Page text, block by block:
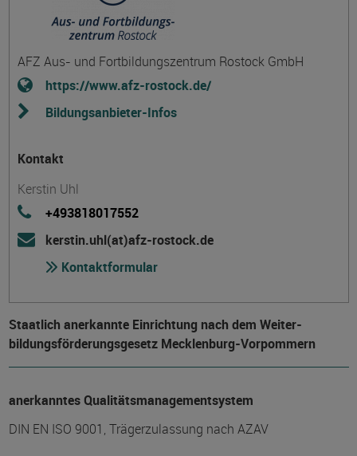
AFZ Aus- und Fortbildungszentrum Rostock GmbH
https://www.afz-rostock.de/
Bildungsanbieter-Infos
Kontakt
Kerstin Uhl
+493818017552
kerstin.uhl(at)afz-rostock.de
Kontaktformular
Staatlich anerkannte Einrichtung nach dem Weiter­
bildungs­förderungs­gesetz Mecklenburg-Vorpommern
anerkanntes Qualitätsmanagementsystem
DIN EN ISO 9001, Trägerzulassung nach AZAV